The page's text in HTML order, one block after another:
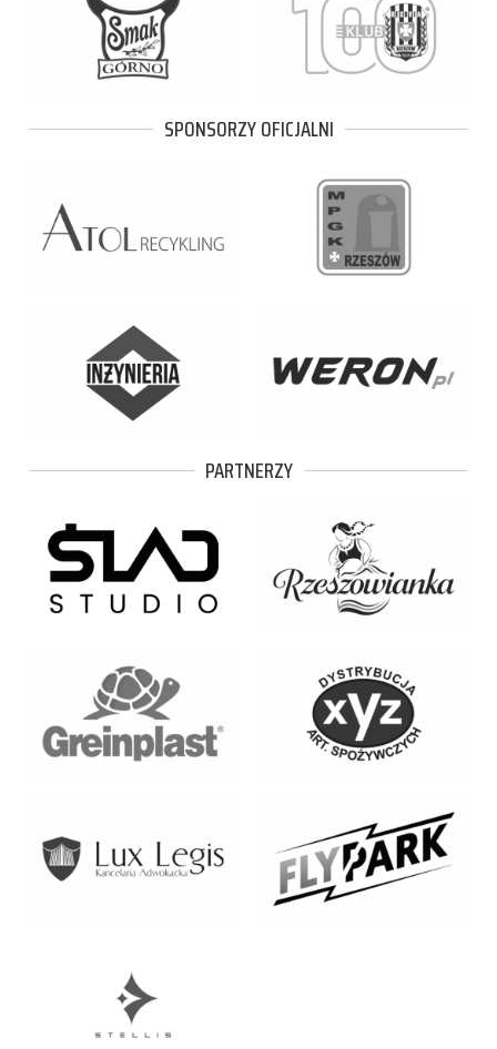
SPONSORZY OFICJALNI
PARTNERZY